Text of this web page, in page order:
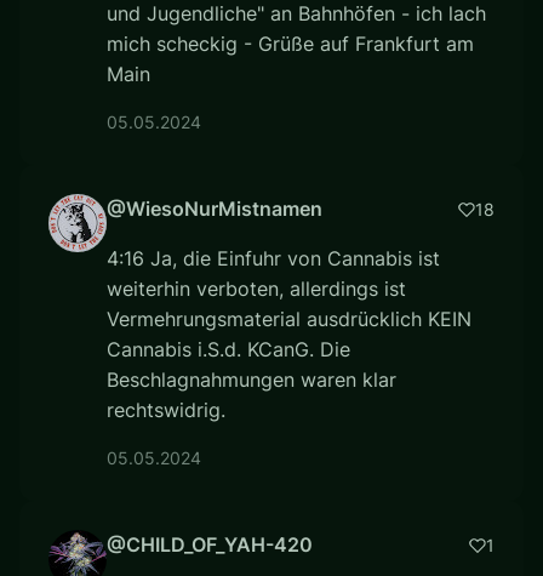
und Jugendliche" an Bahnhöfen - ich lach
mich scheckig - Grüße auf Frankfurt am
Main
05.05.2024
@WiesoNurMistnamen 18
4:16 Ja, die Einfuhr von Cannabis ist
weiterhin verboten, allerdings ist
Vermehrungsmaterial ausdrücklich KEIN
Cannabis i.S.d. KCanG. Die
Beschlagnahmungen waren klar
rechtswidrig.
05.05.2024
@CHILD_OF_YAH-420 1